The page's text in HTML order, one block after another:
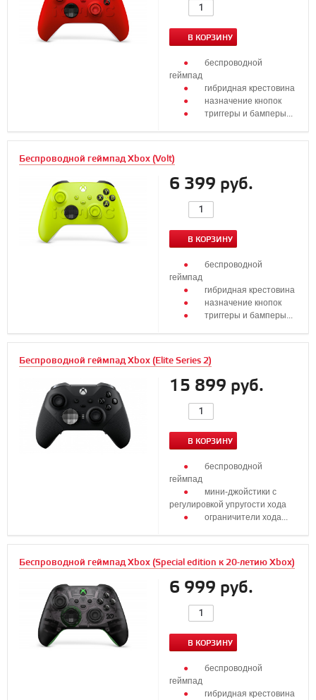
В КОРЗИНУ
беспроводной
геймпад
гибридная крестовина
назначение кнопок
триггеры и бамперы...
Беспроводной геймпад Xbox (Volt)
6 399 руб.
В КОРЗИНУ
беспроводной
геймпад
гибридная крестовина
назначение кнопок
триггеры и бамперы...
Беспроводной геймпад Xbox (Elite Series 2)
15 899 руб.
В КОРЗИНУ
беспроводной
геймпад
мини-джойстики с
регулировкой упругости хода
ограничители хода...
Беспроводной геймпад Xbox (Special edition к 20-летию Xbox)
6 999 руб.
В КОРЗИНУ
беспроводной
геймпад
гибридная крестовина